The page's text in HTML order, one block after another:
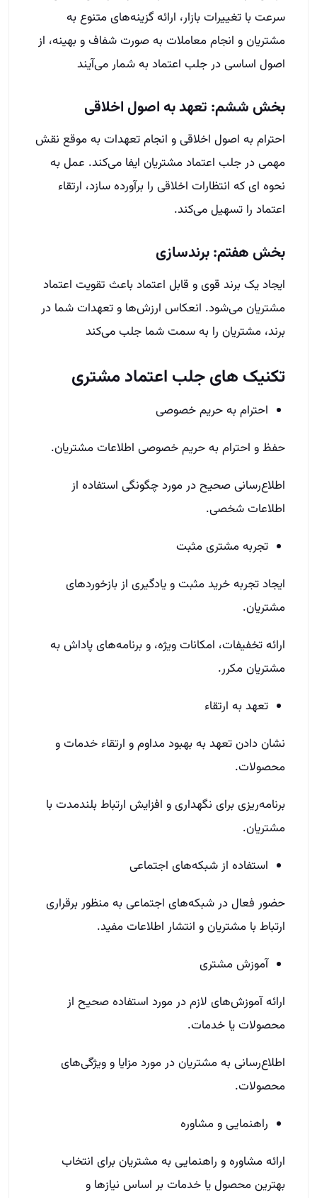
سرعت با تغییرات بازار، ارائه گزینه‌های متنوع به
مشتریان و انجام معاملات به صورت شفاف و بهینه، از
اصول اساسی در جلب اعتماد به شمار می‌آیند
بخش ششم: تعهد به اصول اخلاقی
احترام به اصول اخلاقی و انجام تعهدات به موقع نقش
مهمی در جلب اعتماد مشتریان ایفا می‌کند. عمل به
نحوه ای که انتظارات اخلاقی را برآورده سازد، ارتقاء
اعتماد را تسهیل می‌کند.
بخش هفتم: برندسازی
ایجاد یک برند قوی و قابل اعتماد باعث تقویت اعتماد
مشتریان می‌شود. انعکاس ارزش‌ها و تعهدات شما در
برند، مشتریان را به سمت شما جلب می‌کند
تکنیک های جلب اعتماد مشتری
احترام به حریم خصوصی
حفظ و احترام به حریم خصوصی اطلاعات مشتریان.
اطلاع‌رسانی صحیح در مورد چگونگی استفاده از
اطلاعات شخصی.
تجربه مشتری مثبت
ایجاد تجربه خرید مثبت و یادگیری از بازخوردهای
مشتریان.
ارائه تخفیفات، امکانات ویژه، و برنامه‌های پاداش به
مشتریان مکرر.
تعهد به ارتقاء
نشان دادن تعهد به بهبود مداوم و ارتقاء خدمات و
محصولات.
برنامه‌ریزی برای نگهداری و افزایش ارتباط بلندمدت با
مشتریان.
استفاده از شبکه‌های اجتماعی
حضور فعال در شبکه‌های اجتماعی به منظور برقراری
ارتباط با مشتریان و انتشار اطلاعات مفید.
آموزش مشتری
ارائه آموزش‌های لازم در مورد استفاده صحیح از
محصولات یا خدمات.
اطلاع‌رسانی به مشتریان در مورد مزایا و ویژگی‌های
محصولات.
راهنمایی و مشاوره
ارائه مشاوره و راهنمایی به مشتریان برای انتخاب
بهترین محصول یا خدمات بر اساس نیازها و